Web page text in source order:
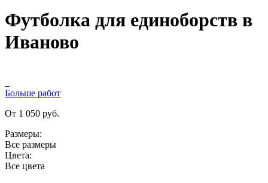
Футболка для единоборств в
Иваново
Больше работ
От 1 050 руб.
Размеры:
Все размеры
Цвета:
Все цвета